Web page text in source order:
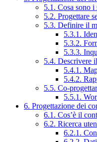
5.1. Cosa sono
5.2. Progettare
5.3. Definire il
5.3.1.
5.3.2.
5.3.3.
5.4. Descrivere
5.4.1.
5.4.2.
5.5. Co-
5.5.1.
6. Progettazione dei
6.1. Cos’è il
6.2. Ricerca
6.2.1.